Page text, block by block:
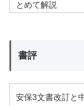
とめて解説
書評
安保3文書改訂と